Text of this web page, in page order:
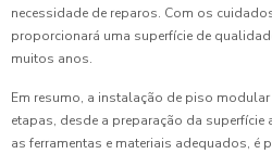
necessidade de reparos. Com os
proporcionará uma superfície de
muitos anos.
Em resumo, a instalação de piso
etapas, desde a preparação da
as ferramentas e materiais adequados, é